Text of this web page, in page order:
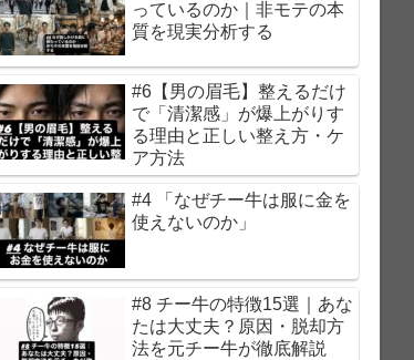
っているのか｜非モテの本
質を現実分析する
#6【男の眉毛】整えるだけ
で「清潔感」が爆上がりす
る理由と正しい整え方・ケ
ア方法
#4 「なぜチー牛は服に金を
使えないのか」
#8 チー牛の特徴15選｜あな
たは大丈夫？原因・脱却方
法を元チー牛が徹底解説